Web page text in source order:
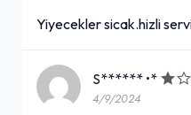
Yiyecekler sicak.hizli
S****** •*
4/9/2024